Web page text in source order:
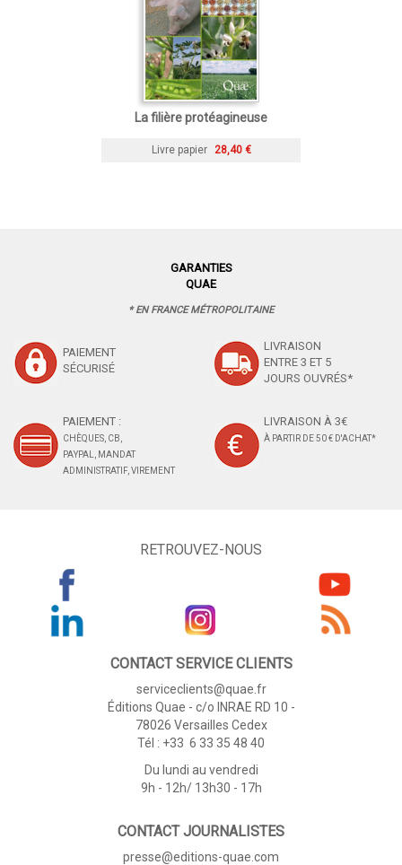
La filière protéagineuse
Livre papier 28,40 €
GARANTIES
QUAE
* EN FRANCE MÉTROPOLITAINE
PAIEMENT
SÉCURISÉ
LIVRAISON
ENTRE 3 ET 5
JOURS OUVRÉS*
PAIEMENT :
CHÈQUES, CB,
PAYPAL, MANDAT
ADMINISTRATIF, VIREMENT
LIVRAISON À 3€
À PARTIR DE 50 € D'ACHAT*
RETROUVEZ-NOUS
CONTACT SERVICE CLIENTS
serviceclients@quae.fr
Éditions Quae - c/o INRAE RD 10 -
78026 Versailles Cedex
Tél : +33 6 33 35 48 40
Du lundi au vendredi
9h - 12h/ 13h30 - 17h
CONTACT JOURNALISTES
presse@editions-quae.com